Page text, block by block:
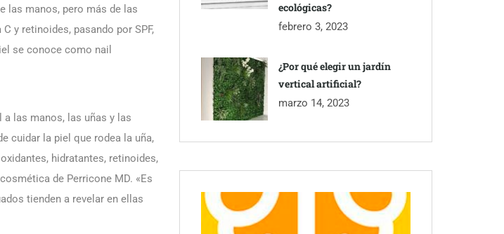
las manos, pero más de las
y retinoides, pasando por SPF,
se conoce como nail
las manos, las uñas y las
cuidar la piel que rodea la uña,
hidratantes, retinoides,
de Perricone MD. «Es
tienden a revelar en ellas
ecológicas?
febrero 3, 2023
¿Por qué elegir un jardín
vertical artificial?
marzo 14, 2023